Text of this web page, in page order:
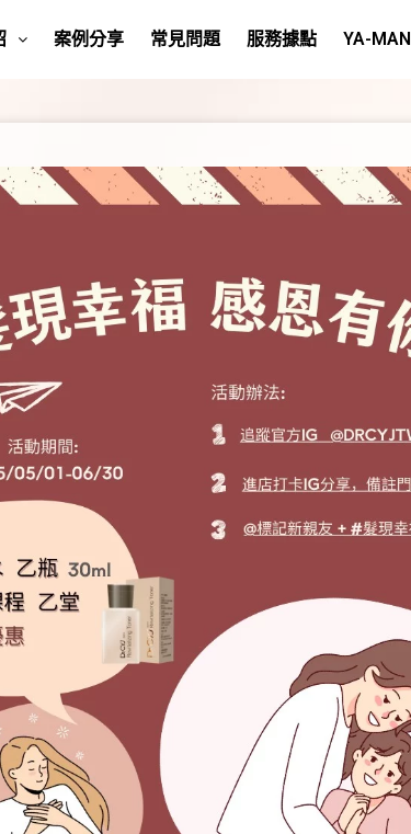
案例分享 常見問題 服務據點 YA-MAN